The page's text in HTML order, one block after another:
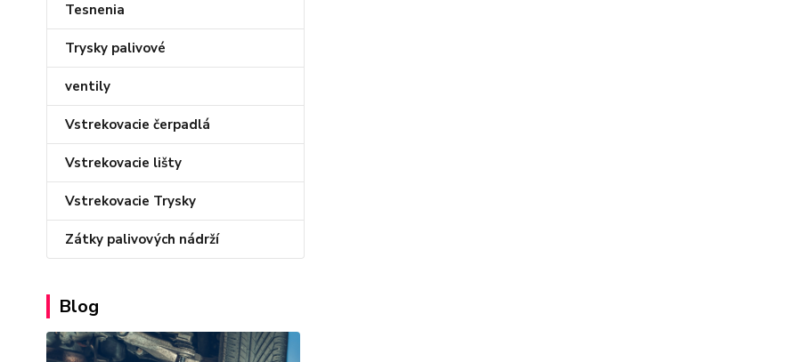
Tesnenia
Trysky palivové
ventily
Vstrekovacie čerpadlá
Vstrekovacie lišty
Vstrekovacie Trysky
Zátky palivových nádrží
Blog